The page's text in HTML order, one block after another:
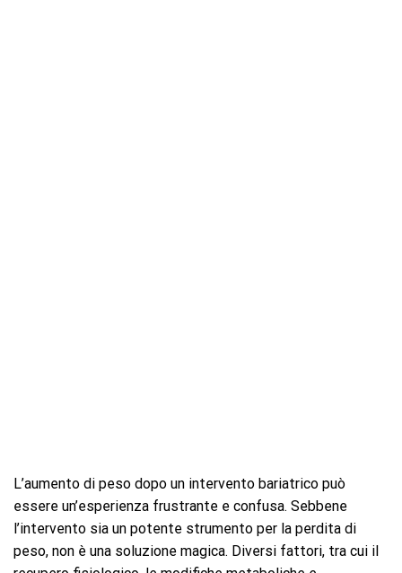
L’aumento di peso dopo un intervento bariatrico può
essere un’esperienza frustrante e confusa. Sebbene
l’intervento sia un potente strumento per la perdita di
peso, non è una soluzione magica. Diversi fattori, tra cui il